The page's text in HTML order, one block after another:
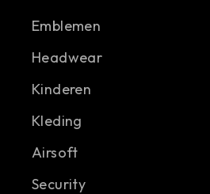
Emblemen
Headwear
Kinderen
Kleding
Airsoft
Security